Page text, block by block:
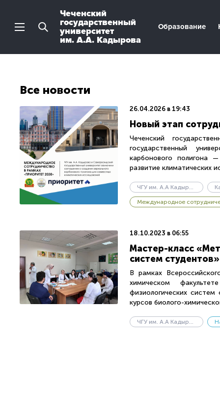
Чеченский
государственный
университет
им. А.А. Кадырова
Образование
Все новости
26.04.2026 в 19:43
Новый этап
Чеченский
государственный
карбонового полигона
развитие климатических
ЧГУ им. А.А Кадырова
Международное
18.10.2023 в 06:55
Мастер-класс
систем
В рамках
химическом
физиологических
курсов биолого-
ЧГУ им. А.А Кадырова